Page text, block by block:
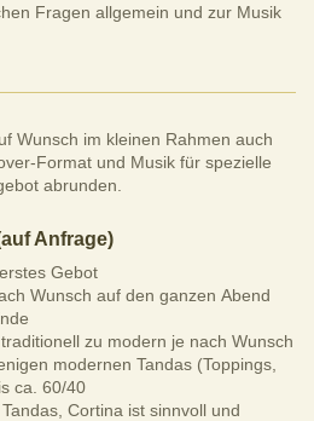
Fragen allgemein und zur Musik
Wunsch im kleinen Rahmen auch
Format und Musik für spezielle
abrunden.
Anfrage)
Gebot
Wunsch auf den ganzen Abend
zu modern je nach Wunsch
modernen Tandas (Toppings,
ca. 60/40
Cortina ist sinnvoll und